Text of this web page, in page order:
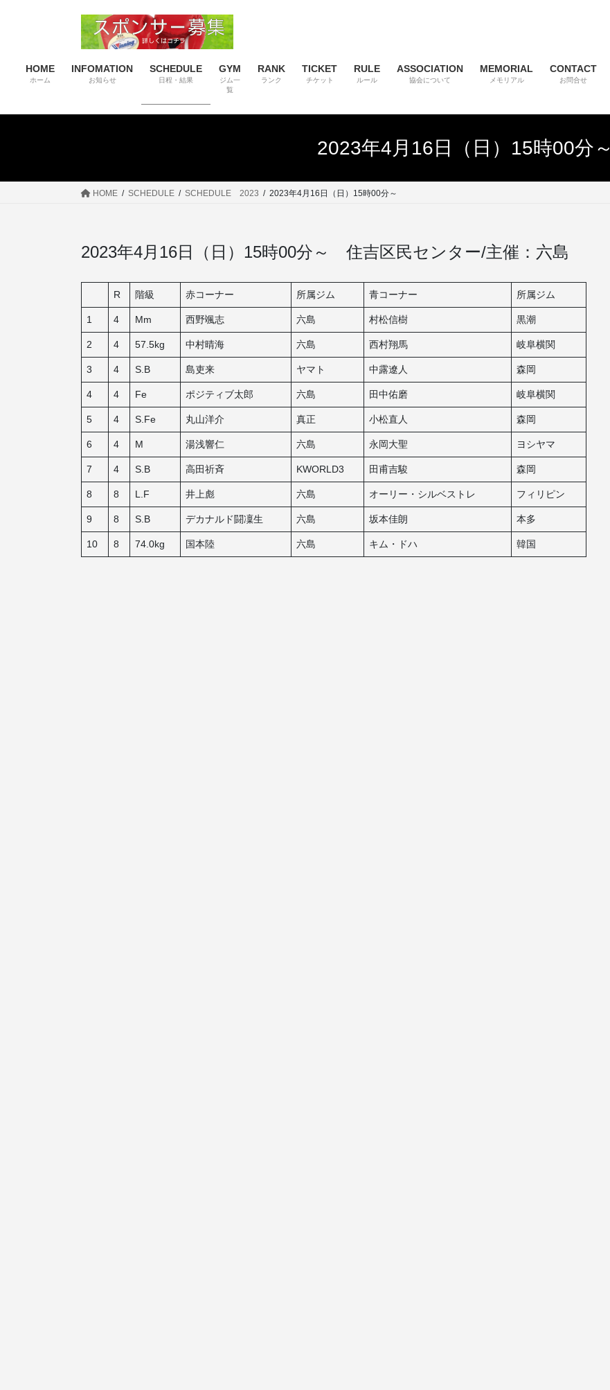
HOME
ホーム
INFOMATION
お知らせ
SCHEDULE
日程・結果
GYM
ジム一
覧
RANK
ランク
TICKET
チケット
RULE
ルール
ASSOCIATION
協会について
MEMORIAL
メモリアル
CONTACT
お問合せ
2023年4月16日（日）15時00分～
HOME SCHEDULE SCHEDULE 2023 2023年4月16日（日）15時00分～
2023年4月16日（日）15時00分～ 住吉区民センター/主催：六島
R 階級 赤コーナー 所属ジム 青コーナー 所属ジム
1 4 Mm 西野颯志 六島 村松信樹 黒潮
2 4 57.5kg 中村晴海 六島 西村翔馬 岐阜横関
3 4 S.B 島吏来 ヤマト 中露遼人 森岡
4 4 Fe ポジティブ太郎 六島 田中佑磨 岐阜横関
5 4 S.Fe 丸山洋介 真正 小松直人 森岡
6 4 M 湯浅響仁 六島 永岡大聖 ヨシヤマ
7 4 S.B 高田祈斉 KWORLD3 田甫吉駿 森岡
8 8 L.F 井上彪 六島 オーリー・シルベストレ フィリピン
9 8 S.B デカナルド闘凜生 六島 坂本佳朗 本多
10 8 74.0kg 国本陸 六島 キム・ドハ 韓国